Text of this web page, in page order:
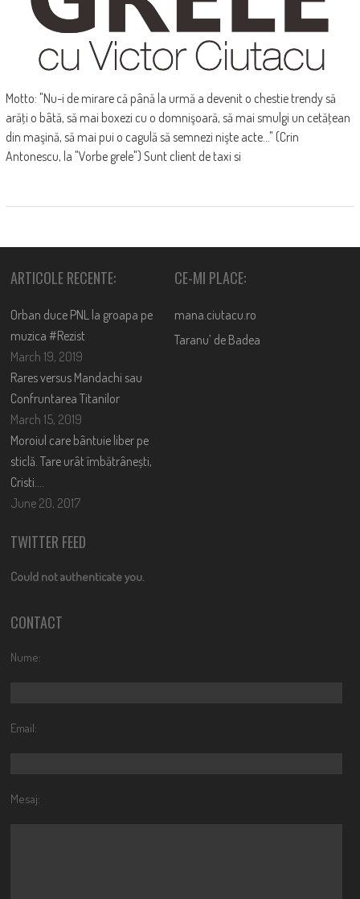
Motto: "Nu-i de mirare că până la urmă a devenit o chestie trendy să
arăţi o bâtă, să mai boxezi cu o domnişoară, să mai smulgi un cetăţean
din maşină, să mai pui o cagulă să semnezi nişte acte..." (Crin
Antonescu, la "Vorbe grele") Sunt client de taxi si
ARTICOLE RECENTE:
Orban duce PNL la groapa pe
muzica #Rezist
March 19, 2019
Rares versus Mandachi sau
Confruntarea Titanilor
March 15, 2019
Moroiul care bântuie liber pe
sticlă. Tare urât îmbătrânești,
Cristi….
June 20, 2017
CE-MI PLACE:
mana.ciutacu.ro
Taranu’ de Badea
TWITTER FEED
Could not authenticate you.
CONTACT
Nume:
Email:
Mesaj: